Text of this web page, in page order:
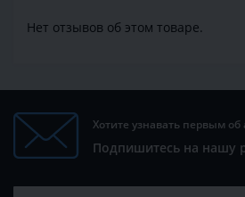
Нет отзывов об этом товаре.
Хотите узнавать первым об
Подпишитесь на нашу